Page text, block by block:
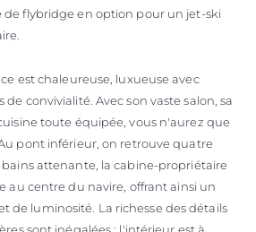
de flybridge en option pour un jet-ski
est chaleureuse, luxueuse avec
convivialité. Avec son vaste salon, sa
toute équipée, vous n'aurez que
pont inférieur, on retrouve quatre
bains attenante, la cabine-propriétaire
au centre du navire, offrant ainsi un
de luminosité. La richesse des détails